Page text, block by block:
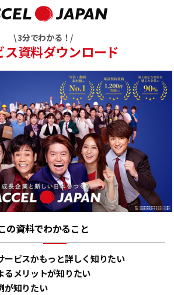
\ 3分でわかる！/
ス資料ダウンロード
の資料でわかること
ービスかもっと詳しく知りたい
るメリットが知りたい
が知りたい